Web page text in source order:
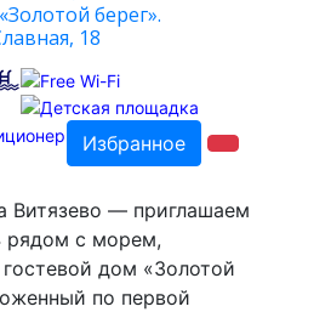
берег».
18
Избранное
Витязево — приглашаем
рядом с морем,
дом «Золотой
по первой